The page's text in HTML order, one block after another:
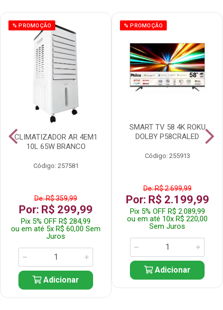
% PROMOÇÃO
CLIMATIZADOR AR 4EM1
10L 65W BRANCO
Código: 257581
De: R$ 359,99
Por: R$ 299,99
Pix 5% OFF R$ 284,99
ou em até 5x R$ 60,00 Sem
Juros
Adicionar
% PROMOÇÃO
SMART TV 58 4K ROKU
DOLBY P58CRALED
Código: 255913
De: R$ 2.699,99
Por: R$ 2.199,99
Pix 5% OFF R$ 2.089,99
ou em até 10x R$ 220,00
Sem Juros
Adicionar